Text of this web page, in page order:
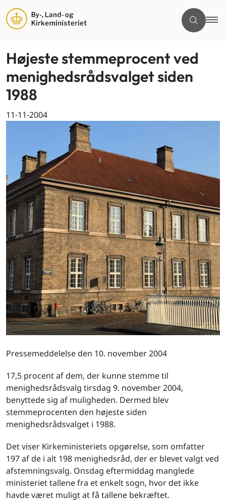
Højeste stemmeprocent ved
menighedsrådsvalget siden
1988
11-11-2004
Pressemeddelelse den 10. november 2004
17,5 procent af dem, der kunne stemme til
menighedsrådsvalg tirsdag 9. november 2004,
benyttede sig af muligheden. Dermed blev
stemmeprocenten den højeste siden
menighedsrådsvalget i 1988.
Det viser Kirkeministeriets opgørelse, som omfatter
197 af de i alt 198 menighedsråd, der er blevet valgt ved
afstemningsvalg. Onsdag eftermiddag manglede
ministeriet tallene fra et enkelt sogn, hvor det ikke
havde været muligt at få tallene bekræftet.